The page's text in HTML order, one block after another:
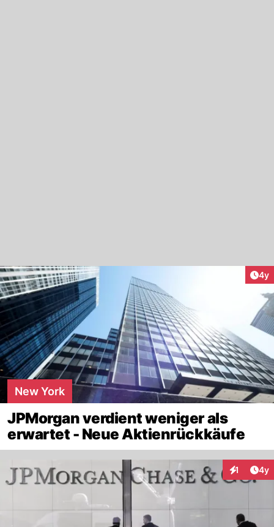
4y
New York
JPMorgan verdient weniger als
erwartet - Neue Aktienrückkäufe
1 4y